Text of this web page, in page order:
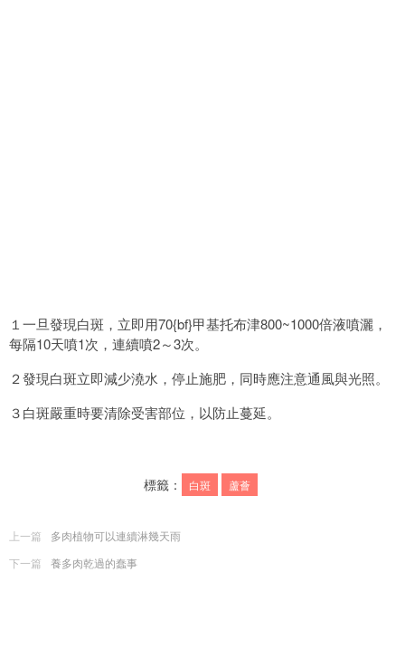
１一旦發現白斑，立即用70{bf}甲基托布津800~1000倍液噴灑，
每隔10天噴1次，連續噴2～3次。
２發現白斑立即減少澆水，停止施肥，同時應注意通風與光照。
３白斑嚴重時要清除受害部位，以防止蔓延。
標籤： 白斑 蘆薈
上一篇
多肉植物可以連續淋幾天雨
下一篇
養多肉乾過的蠢事